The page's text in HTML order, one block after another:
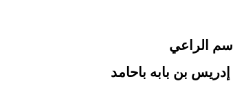
الراعي
إدريس بن بابه باحامد